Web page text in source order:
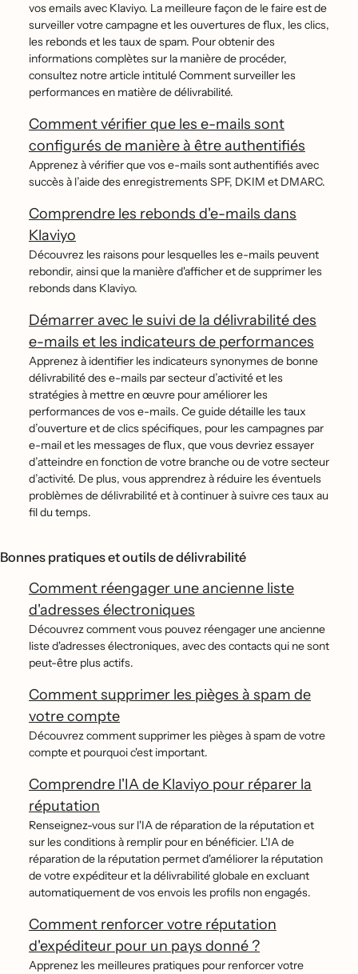
vos emails avec Klaviyo. La meilleure façon de le faire est de
surveiller votre campagne et les ouvertures de flux, les clics,
les rebonds et les taux de spam. Pour obtenir des
informations complètes sur la manière de procéder,
consultez notre article intitulé Comment surveiller les
performances en matière de délivrabilité.
Comment vérifier que les e-mails sont
configurés de manière à être authentifiés
Apprenez à vérifier que vos e-mails sont authentifiés avec
succès à l’aide des enregistrements SPF, DKIM et DMARC.
Comprendre les rebonds d'e-mails dans
Klaviyo
Découvrez les raisons pour lesquelles les e-mails peuvent
rebondir, ainsi que la manière d'afficher et de supprimer les
rebonds dans Klaviyo.
Démarrer avec le suivi de la délivrabilité des
e-mails et les indicateurs de performances
Apprenez à identifier les indicateurs synonymes de bonne
délivrabilité des e-mails par secteur d’activité et les
stratégies à mettre en œuvre pour améliorer les
performances de vos e-mails. Ce guide détaille les taux
d’ouverture et de clics spécifiques, pour les campagnes par
e-mail et les messages de flux, que vous devriez essayer
d’atteindre en fonction de votre branche ou de votre secteur
d’activité. De plus, vous apprendrez à réduire les éventuels
problèmes de délivrabilité et à continuer à suivre ces taux au
fil du temps.
Bonnes pratiques et outils de délivrabilité
Comment réengager une ancienne liste
d'adresses électroniques
Découvrez comment vous pouvez réengager une ancienne
liste d'adresses électroniques, avec des contacts qui ne sont
peut-être plus actifs.
Comment supprimer les pièges à spam de
votre compte
Découvrez comment supprimer les pièges à spam de votre
compte et pourquoi c'est important.
Comprendre l'IA de Klaviyo pour réparer la
réputation
Renseignez-vous sur l'IA de réparation de la réputation et
sur les conditions à remplir pour en bénéficier. L'IA de
réparation de la réputation permet d'améliorer la réputation
de votre expéditeur et la délivrabilité globale en excluant
automatiquement de vos envois les profils non engagés.
Comment renforcer votre réputation
d'expéditeur pour un pays donné ?
Apprenez les meilleures pratiques pour renforcer votre